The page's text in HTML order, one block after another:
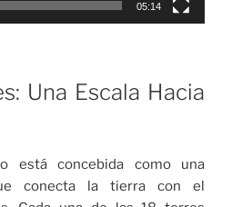
05:14
Una Escala Hacia
está concebida como una
conecta la tierra con el